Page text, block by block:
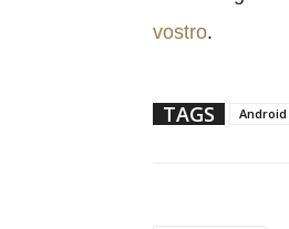
vostro.
TAGS Android